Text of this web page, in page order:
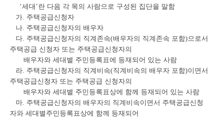
‘세대’란 다음 각 목의 사람으로 구성된 집단을 말함
가. 주택공급신청자
나. 주택공급신청자의 배우자
다. 주택공급신청자의 직계존속(배우자의 직계존속 포함)으로서
주택공급 신청자 또는 주택공급신청자의
배우자와 세대별 주민등록표에 등재되어 있는 사람
라. 주택공급신청자의 직계비속(직계비속의 배우자 포함)이면서
주택공급신청자 또는 주택공급 신청자의
배우자와 세대별 주민등록표상에 함께 등재되어 있는 사람
마. 주택공급신청자의 배우자의 직계비속이면서 주택공급신청
자와 세대별주민등록표상에 함께 등재되어